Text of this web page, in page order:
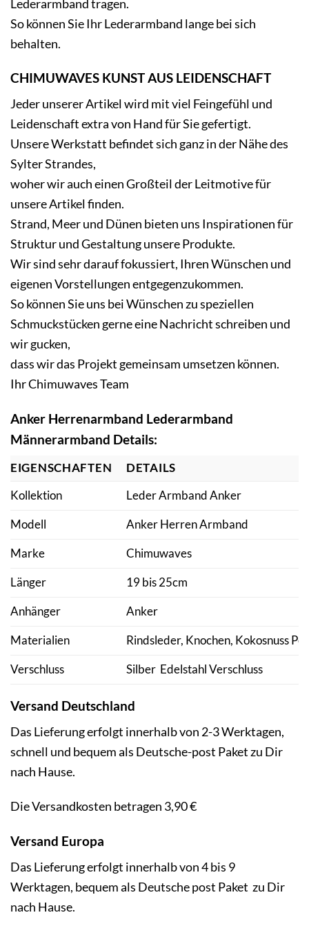
Lederarmband tragen.
So können Sie Ihr Lederarmband lange bei sich
behalten.
CHIMUWAVES KUNST AUS LEIDENSCHAFT
Jeder unserer Artikel wird mit viel Feingefühl und
Leidenschaft extra von Hand für Sie gefertigt.
Unsere Werkstatt befindet sich ganz in der Nähe des
Sylter Strandes,
woher wir auch einen Großteil der Leitmotive für
unsere Artikel finden.
Strand, Meer und Dünen bieten uns Inspirationen für
Struktur und Gestaltung unsere Produkte.
Wir sind sehr darauf fokussiert, Ihren Wünschen und
eigenen Vorstellungen entgegenzukommen.
So können Sie uns bei Wünschen zu speziellen
Schmuckstücken gerne eine Nachricht schreiben und
wir gucken,
dass wir das Projekt gemeinsam umsetzen können.
Ihr Chimuwaves Team
Anker Herrenarmband Lederarmband
Männerarmband Details:
EIGENSCHAFTEN
DETAILS
Kollektion
Leder Armband Anker
Modell Anker Herren Armband
Marke Chimuwaves
Länger 19 bis 25cm
Anhänger Anker
Materialien Rindsleder, Knochen, Kokosnuss
Verschluss Silber Edelstahl Verschluss
Versand Deutschland
Das Lieferung erfolgt innerhalb von 2-3 Werktagen,
schnell und bequem als Deutsche-post Paket zu Dir
nach Hause.
Die Versandkosten betragen 3,90 €
Versand Europa
Das Lieferung erfolgt innerhalb von 4 bis 9
Werktagen, bequem als Deutsche post Paket zu Dir
nach Hause.